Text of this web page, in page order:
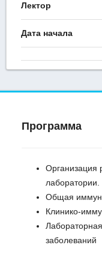
Лектор
Дата начала
Программа
Организация
лаборатории.
Общая
Клинико-
заболеваний